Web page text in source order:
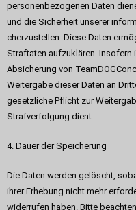
personenbezogenen Daten
und die Sicherheit unserer
cherzustellen. Diese Daten
Straftaten aufzuklären. Insofern
Absicherung von
Weitergabe dieser Daten an
gesetzliche Pflicht zur
Strafverfolgung dient.
4. Dauer der Speicherung
Die Daten werden gelöscht,
ihrer Erhebung nicht mehr
widerrufen haben. Bitte